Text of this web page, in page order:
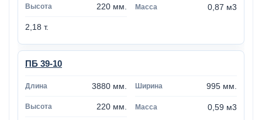
220 мм. 0,87 м3
2,18 т.
ПБ 39-10
3880 мм. 995 мм.
220 мм. 0,59 м3